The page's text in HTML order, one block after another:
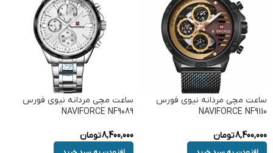
ساعت مچی مردانه نیوی فورس
NAVIFORCE NF9110
8,400,000تومان
ساعت مچی مردانه نیوی فورس
NAVIFORCE NF9089
8,400,000تومان